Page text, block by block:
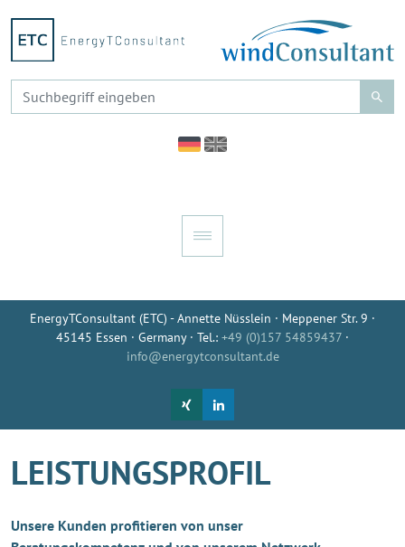
EnergyTConsultant (ETC) - Annette Nüsslein · Meppener Str. 9 ·
45145 Essen · Germany · Tel.: +49 (0)157 54859437 ·
info@energytconsultant.de
LEISTUNGSPROFIL
Unsere Kunden profitieren von unser